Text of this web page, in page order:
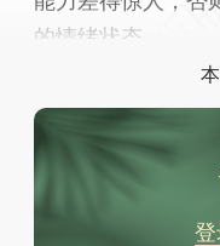
的情绪状态。